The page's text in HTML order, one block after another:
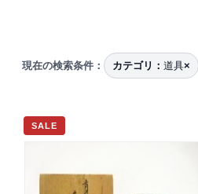
現在の検索条件： カテゴリ： 道具×
SALE